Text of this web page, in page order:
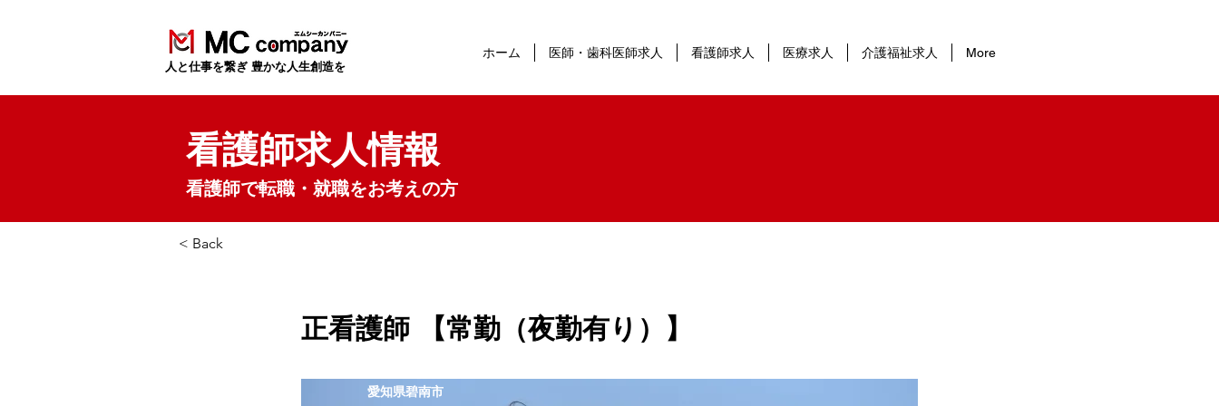
​人と仕事を繋ぎ 豊かな人生創造を
ホーム 医師・歯科医師求人 看護師求人 医療求人 介護福祉求人 More
看護師求人情報
看護師で転職・就職をお考えの方
< Back
正看護師 【常勤（夜勤有り）】
愛知県碧南市